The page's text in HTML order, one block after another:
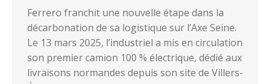
Ferrero franchit une nouvelle étape dans la
décarbonation de sa logistique sur l’Axe Seine.
Le 13 mars 2025, l’industriel a mis en circulation
son premier camion 100 % électrique, dédié aux
livraisons normandes depuis son site de Villers-